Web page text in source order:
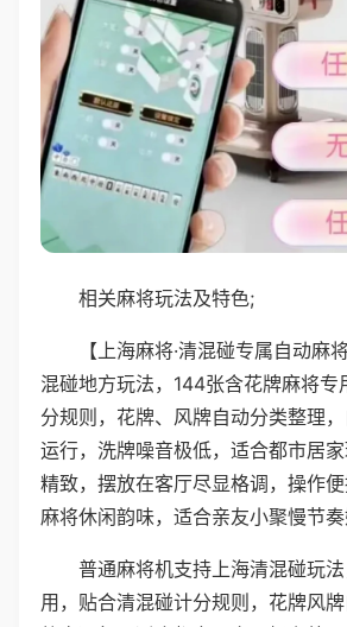
相关麻将玩法及特色;
【上海麻将·清混碰专属自动麻
混碰地方玩法，144张含花牌麻将专
分规则，花牌、风牌自动分类整理
运行，洗牌噪音极低，适合都市居
精致，摆放在客厅尽显格调，操作
麻将休闲韵味，适合亲友小聚慢节奏
普通麻将机支持上海清混碰玩
用，贴合清混碰计分规则，花牌风